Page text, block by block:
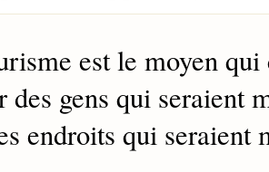
est le moyen qui
des gens qui seraient
endroits qui seraient